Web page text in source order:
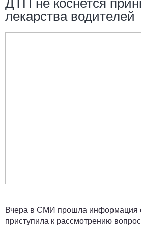
ДТП не коснется
лекарства водителей
Вчера в СМИ прошла информация
приступила к рассмотрению